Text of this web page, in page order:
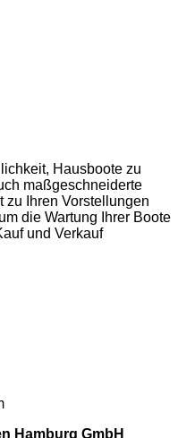
Hausboote zu
maßgeschneiderte
zu Ihren Vorstellungen
die Wartung Ihrer Boote
und Verkauf
Hamburg GmbH